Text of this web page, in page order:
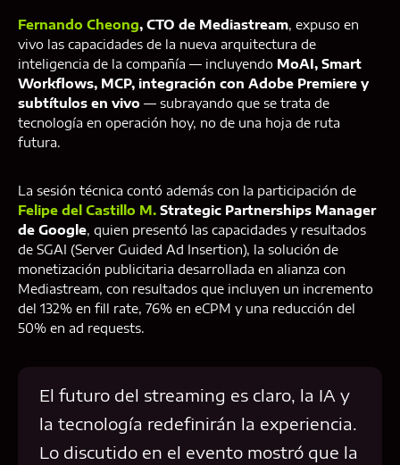
Fernando Cheong, CTO de Mediastream, expuso en
vivo las capacidades de la nueva arquitectura de
inteligencia de la compañía — incluyendo MoAI, Smart
Workflows, MCP, integración con Adobe Premiere y
subtítulos en vivo — subrayando que se trata de
tecnología en operación hoy, no de una hoja de ruta
futura.
La sesión técnica contó además con la participación de
Felipe del Castillo M. Strategic Partnerships Manager
de Google, quien presentó las capacidades y resultados
de SGAI (Server Guided Ad Insertion), la solución de
monetización publicitaria desarrollada en alianza con
Mediastream, con resultados que incluyen un incremento
del 132% en fill rate, 76% en eCPM y una reducción del
50% en ad requests.
El futuro del streaming es claro, la IA y
la tecnología redefinirán la experiencia.
Lo discutido en el evento mostró que la